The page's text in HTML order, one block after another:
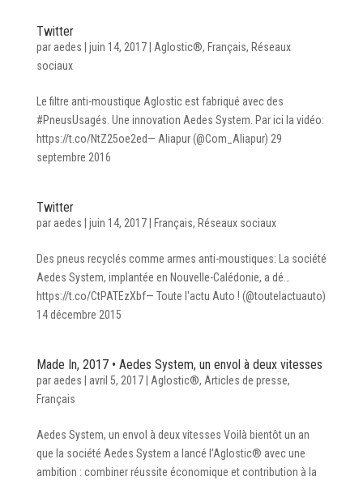
Twitter
par aedes | juin 14, 2017| Aglostic®, Français, Réseaux
sociaux
Le filtre anti-moustique Aglostic est fabriqué avec des
#PneusUsagés. Une innovation Aedes System. Par ici la vidéo:
https://t.co/NtZ25oe2ed— Aliapur (@Com_Aliapur) 29
septembre 2016
Twitter
par aedes | juin 14, 2017| Français, Réseaux sociaux
Des pneus recyclés comme armes anti-moustiques: La société
Aedes System, implantée en Nouvelle-Calédonie, a dé…
https://t.co/CtPATEzXbf— Toute l'actu Auto ! (@toutelactuauto)
14 décembre 2015
Made In, 2017 • Aedes System, un envol à deux vitesses
par aedes | avril 5, 2017| Aglostic®, Articles de presse,
Français
Aedes System, un envol à deux vitesses Voilà bientôt un an
que la société Aedes System a lancé l’Aglostic® avec une
ambition : combiner réussite économique et contribution à la